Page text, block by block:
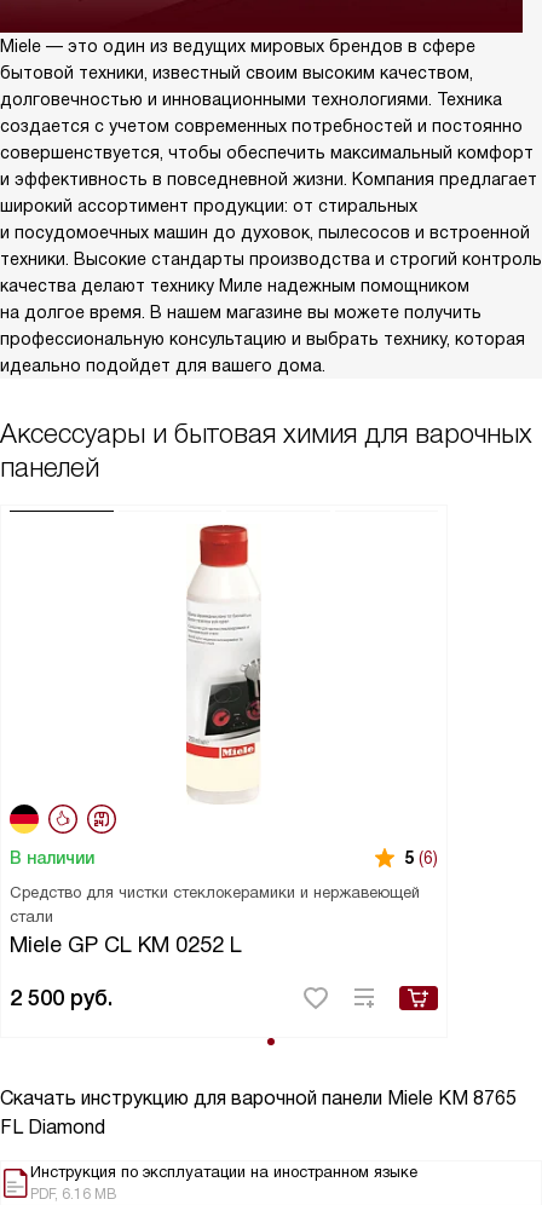
Miele — это один из ведущих мировых брендов в сфере
бытовой техники, известный своим высоким качеством,
долговечностью и инновационными технологиями. Техника
создается с учетом современных потребностей и постоянно
совершенствуется, чтобы обеспечить максимальный комфорт
и эффективность в повседневной жизни. Компания предлагает
широкий ассортимент продукции: от стиральных
и посудомоечных машин до духовок, пылесосов и встроенной
техники. Высокие стандарты производства и строгий контроль
качества делают технику Миле надежным помощником
на долгое время. В нашем магазине вы можете получить
профессиональную консультацию и выбрать технику, которая
идеально подойдет для вашего дома.
Аксессуары и бытовая химия для варочных
панелей
В наличии 5 (6)
Средство для чистки стеклокерамики и нержавеющей
стали
Miele GP CL KM 0252 L
2 500 руб.
Скачать инструкцию для варочной панели Miele KM 8765
FL Diamond
Инструкция по эксплуатации на иностранном языке
PDF, 6.16 MB